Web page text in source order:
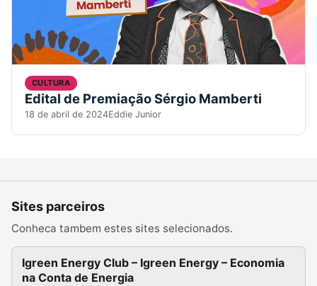
CULTURA
Edital de Premiação Sérgio Mamberti
18 de abril de 2024Eddie Junior
Sites parceiros
Conheca tambem estes sites selecionados.
Igreen Energy Club – Igreen Energy – Economia
na Conta de Energia